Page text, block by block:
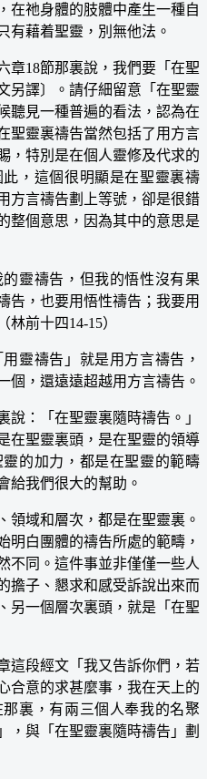
在祂身體的肢體中產生一種自
有藉着聖靈，別無他法。
18節那裏說，我們要「在聖
另譯〕。請仔細留意「在聖靈
聽見一種普遍的看法，認為在
聖靈裏禱告當然包括了用方言
，特別是在個人靈修及代求的
，這個很明顯是在聖靈裏禱
方言禱告劃上等號，卻是很錯
整個意思，因為其中的意思是
靈禱告，但我的悟性沒有果
告，也要用悟性禱告；我要用
前十四14-15）
禱告」就是用方言禱告，
個，還遠遠超越用方言禱告。
：「在聖靈裏隨時禱告。」
在聖靈裏頭，是在聖靈的領導
的加力，都是在聖靈的範疇
給我們很大的幫助。
域和層次，都是在聖靈裏。
明白團體的禱告所處的範疇，
不同。這件事並非僅僅一些人
擔子、懇求和感受訴說出來而
另一個層次裏頭，就是「在聖
段經文「我又告訴你們，若
合意的求甚麼事，我在天上的
裏，有兩三個人奉我的名聚
，與「在聖靈裏隨時禱告」劃